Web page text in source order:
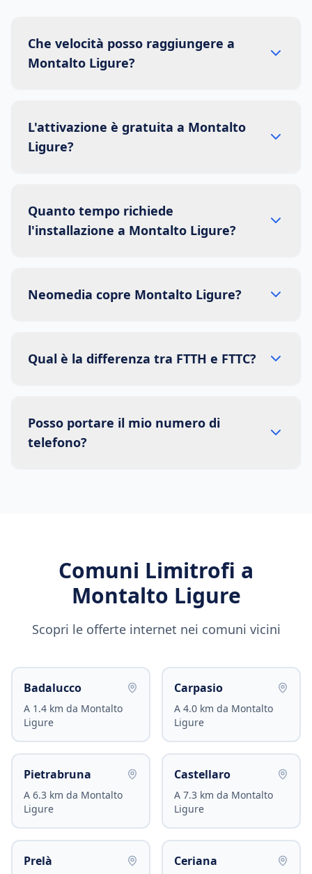
Che velocità posso raggiungere a
Montalto Ligure?
L'attivazione è gratuita a Montalto
Ligure?
Quanto tempo richiede
l'installazione a Montalto Ligure?
Neomedia copre Montalto Ligure?
Qual è la differenza tra FTTH e FTTC?
Posso portare il mio numero di
telefono?
Comuni Limitrofi a
Montalto Ligure
Scopri le offerte internet nei comuni vicini
Badalucco
A 1.4 km da Montalto
Ligure
Carpasio
A 4.0 km da Montalto
Ligure
Pietrabruna
A 6.3 km da Montalto
Ligure
Castellaro
A 7.3 km da Montalto
Ligure
Prelà Ceriana